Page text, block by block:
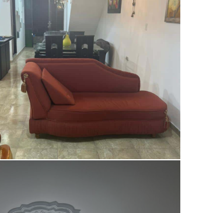
Cancha Deportiva